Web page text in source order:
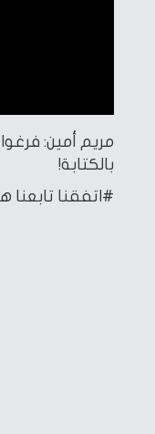
مريم أمين:
بالكتابة!
#اتفقنا تابعنا